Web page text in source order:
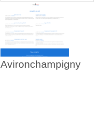
Avironchampigny